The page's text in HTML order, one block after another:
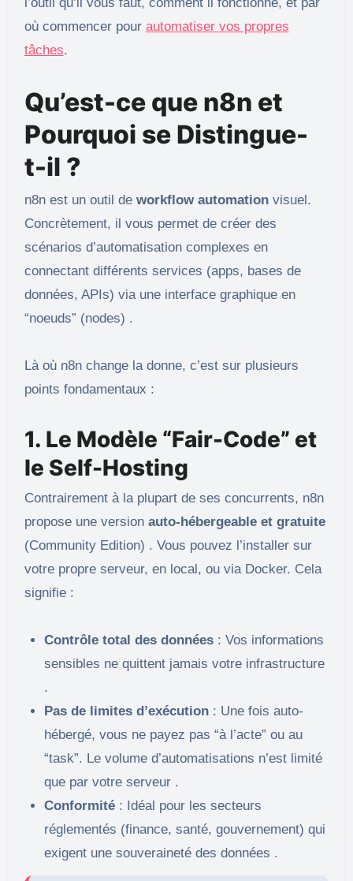
où commencer pour automatiser vos propres
tâches.
Qu’est-ce que n8n et
Pourquoi se Distingue-
t-il ?
n8n est un outil de workflow automationvisuel.
Concrètement, il vous permet de créer des
scénarios d’automatisation complexes en
connectant différents services (apps, bases de
données, APIs) via une interface graphique en
“noeuds” (nodes) .
Là où n8n change la donne, c’est sur plusieurs
points fondamentaux :
1. Le Modèle “Fair-Code” et
le Self-Hosting
Contrairement à la plupart de ses concurrents, n8n
propose une version auto-hébergeable et gratuite
(Community Edition) . Vous pouvez l’installer sur
votre propre serveur, en local, ou via Docker. Cela
signifie :
Contrôle total des données : Vos informations
sensibles ne quittent jamais votre infrastructure
.
Pas de limites d’exécution : Une fois auto-
hébergé, vous ne payez pas “à l’acte” ou au
“task”. Le volume d’automatisations n’est limité
que par votre serveur .
Conformité : Idéal pour les secteurs
réglementés (finance, santé, gouvernement) qui
exigent une souveraineté des données .